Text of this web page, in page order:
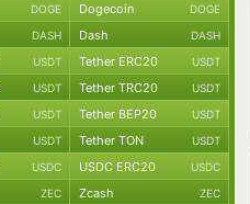
DOGE Dogecoin DOGE
DASH Dash DASH
USDT Tether ERC20 USDT
USDT Tether TRC20 USDT
USDT Tether BEP20 USDT
USDT Tether TON USDT
USDC USDC ERC20 USDC
ZEC Zcash ZEC